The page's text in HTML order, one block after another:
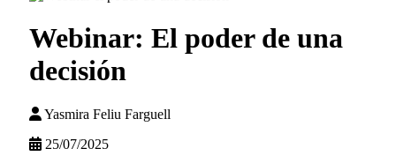
Webinar: El poder de una
decisión
Yasmira Feliu Farguell
25/07/2025